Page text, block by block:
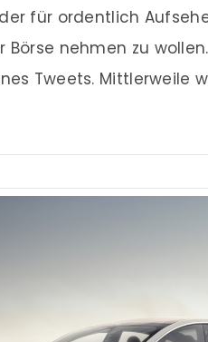
für ordentlich
nehmen zu
Tweets. Mittlerweile